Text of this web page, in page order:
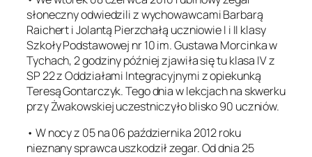
słoneczny odwiedzili z wychowawcami Barbarą
Raichert i Jolantą Pierzchałą uczniowie I i II klasy
Szkoły Podstawowej nr 10 im. Gustawa Morcinka w
Tychach, 2 godziny później zjawiła się tu klasa IV z
SP 22 z Oddziałami Integracyjnymi z opiekunką
Teresą Gontarczyk. Tego dnia w lekcjach na skwerku
przy Żwakowskiej uczestniczyło blisko 90 uczniów.
• W nocy z 05 na 06 października 2012 roku
nieznany sprawca uszkodził zegar. Od dnia 25